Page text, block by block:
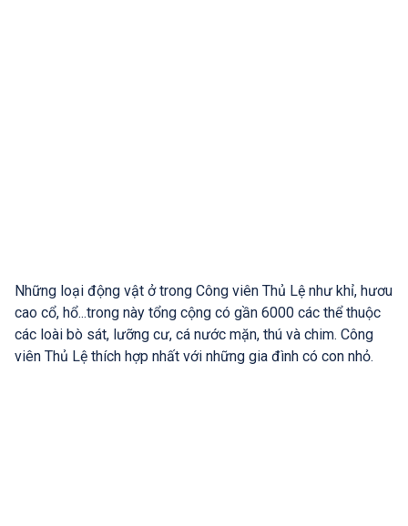
Những loại động vật ở trong Công viên Thủ Lệ như khỉ, hươu
cao cổ, hổ...trong này tổng cộng có gần 6000 các thể thuộc
các loài bò sát, lưỡng cư, cá nước mặn, thú và chim. Công
viên Thủ Lệ thích hợp nhất với những gia đình có con nhỏ.